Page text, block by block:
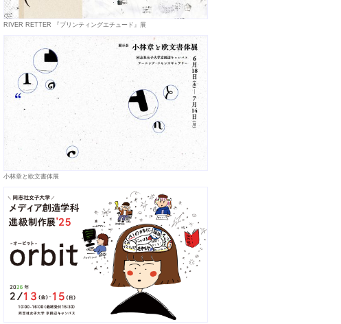
RIVER RETTER 『プリンティングエチュード』展
小林章と欧文書体展